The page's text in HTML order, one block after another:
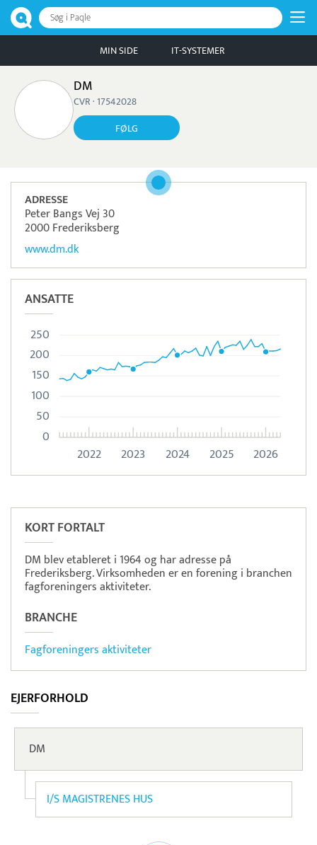
Søg i Paqle
MIN SIDE IT-SYSTEMER
DM
CVR · 17542028
FØLG
ADRESSE
Peter Bangs Vej 30
2000 Frederiksberg
www.dm.dk
ANSATTE
2022 2023 2024 2025 2026
0
50
100
150
200
250
KORT FORTALT
DM blev etableret i 1964 og har adresse på
Frederiksberg. Virksomheden er en forening i branchen
fagforeningers aktiviteter.
BRANCHE
Fagforeningers aktiviteter
EJERFORHOLD
DM
I/S MAGISTRENES HUS